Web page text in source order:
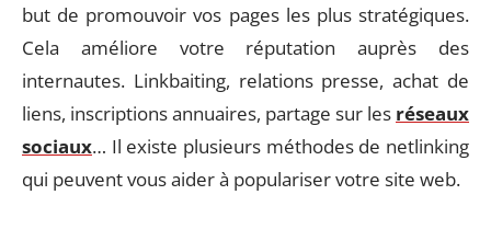
but de promouvoir vos pages les plus stratégiques.
Cela améliore votre réputation auprès des
internautes. Linkbaiting, relations presse, achat de
liens, inscriptions annuaires, partage sur les réseaux
sociaux… Il existe plusieurs méthodes de netlinking
qui peuvent vous aider à populariser votre site web.